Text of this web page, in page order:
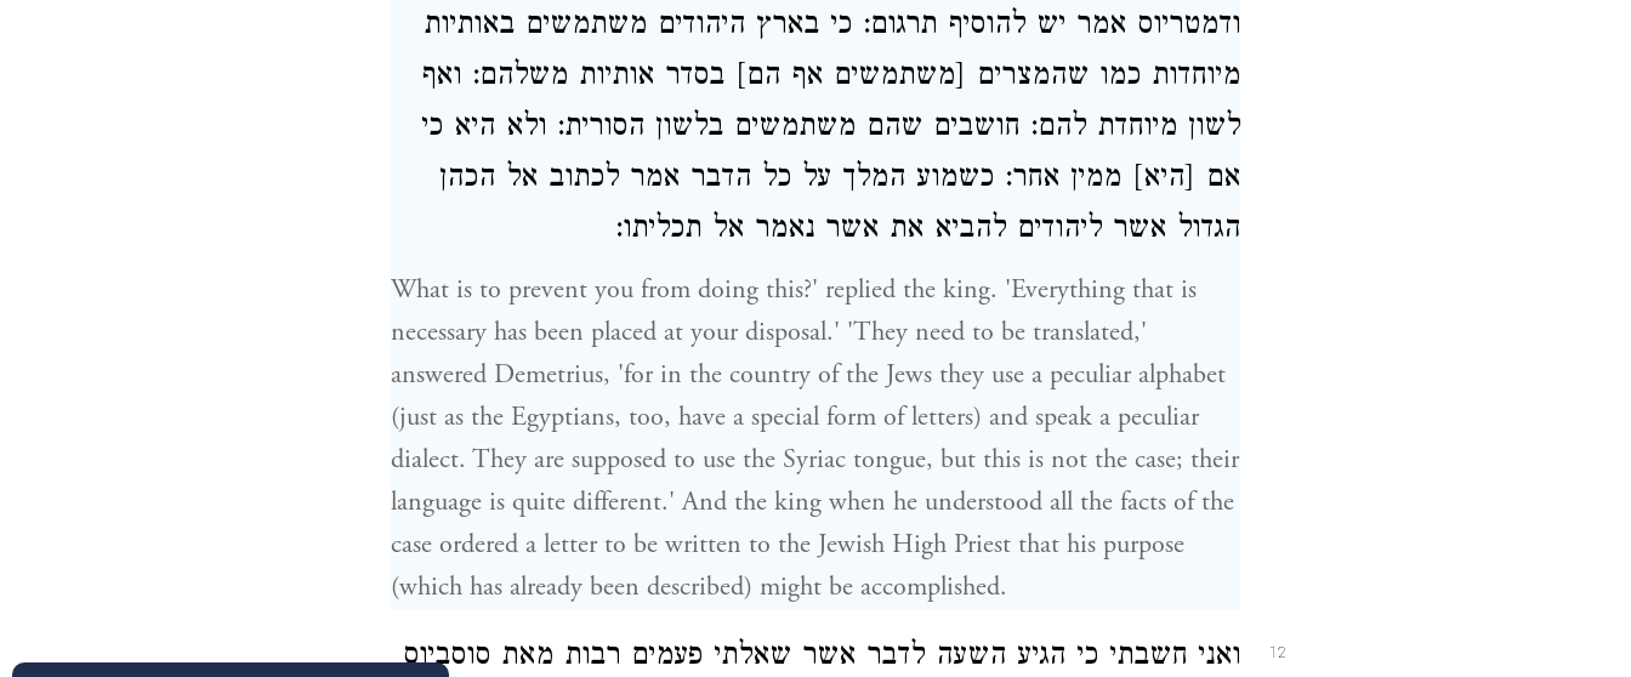
ודמטריוס אמר יש להוסיף תרגום: כי בארץ היהודים משתמשים באותיות
מיוחדות כמו שהמצרים [משתמשים אף הם] בסדר אותיות משלהם: ואף
לשון מיוחדת להם: חושבים שהם משתמשים בלשון הסורית: ולא היא כי
אם [היא] ממין אחר: כשמוע המלך על כל הדבר אמר לכתוב אל הכהן
הגדול אשר ליהודים להביא את אשר נאמר אל תכליתו:
What is to prevent you from doing this?' replied the king. 'Everything that is
necessary has been placed at your disposal.' 'They need to be translated,'
answered Demetrius, 'for in the country of the Jews they use a peculiar alphabet
(just as the Egyptians, too, have a special form of letters) and speak a peculiar
dialect. They are supposed to use the Syriac tongue, but this is not the case; their
language is quite different.' And the king when he understood all the facts of the
case ordered a letter to be written to the Jewish High Priest that his purpose
(which has already been described) might be accomplished.
12 ואני חשבתי כי הגיע השעה לדבר אשר שאלתי פעמים רבות מאת סוסביוס